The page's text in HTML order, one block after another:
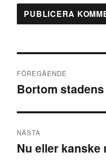
FÖREGÅENDE
Föregående
Bortom
NÄSTA
Nästa
Nu eller kanske